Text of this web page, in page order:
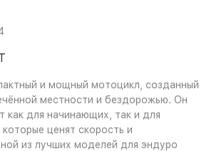
и мощный мотоцикл, созданный
местности и бездорожью. Он
как для начинающих, так и для
ценят скорость и
из лучших моделей для эндуро